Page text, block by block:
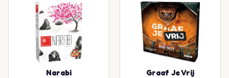
Narabi Graaf Je Vrij